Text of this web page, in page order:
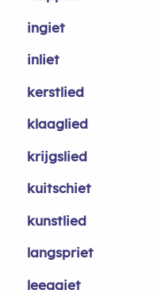
ingiet
inliet
kerstlied
klaaglied
krijgslied
kuitschiet
kunstlied
langspriet
leeggiet